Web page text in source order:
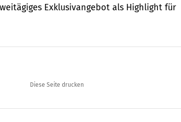
Exklusivangebot als Highlight für
Diese Seite drucken